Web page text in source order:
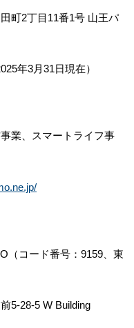
2丁目11番1号 山王パ
3月31日現在）
、スマートライフ事
ード番号：9159、東
28-5 W Building